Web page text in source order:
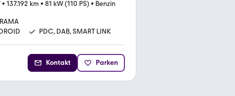
• 137.192 km • 81 kW (110 PS) • Benzin
PDC, DAB, SMART LINK
Kontakt Parken